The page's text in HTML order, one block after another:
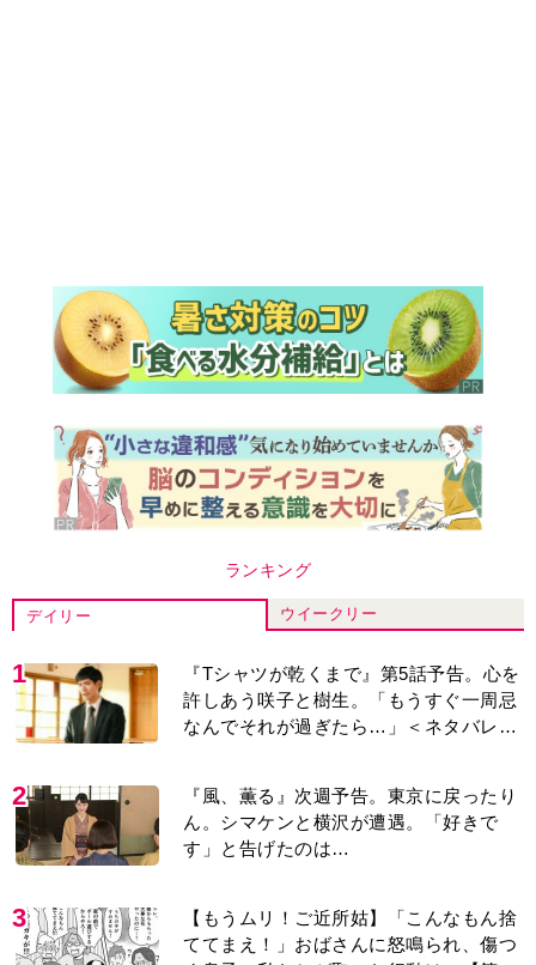
ランキング
デイリー ウイークリー
『Tシャツが乾くまで』第5話予告。心を
許しあう咲子と樹生。「もうすぐ一周忌
2
『風、薫る』次週予告。東京に戻ったり
す」と告げたのは…
3
【もうムリ！ご近所姑】「こんなもん捨
く息子。私たちが取った行動は…【第3
話】
4
明日の『風、薫る』あらすじ。ついに感
る＜ネタバレあり＞